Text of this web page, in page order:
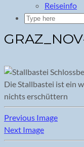
Reiseinfo
Die Stallbastei ist ein
nichts erschüttern
Previous Image
Next Image